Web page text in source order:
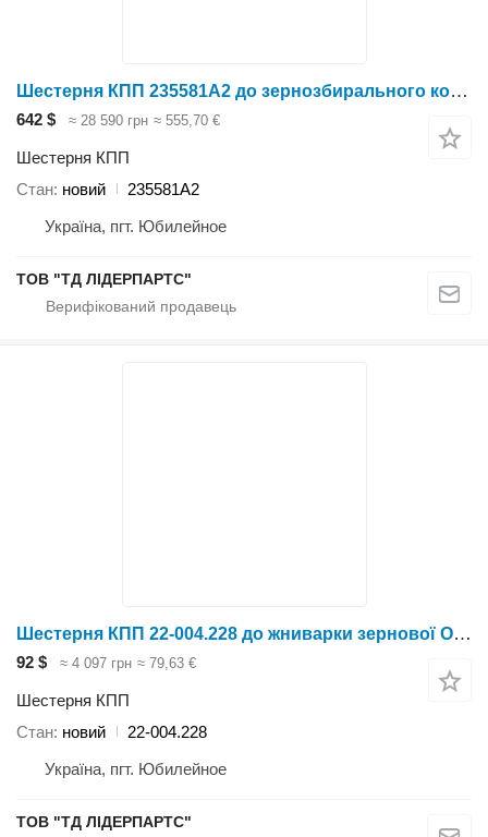
Шестерня КПП 235581A2 до зернозбирального комбайна Case IH
642 $ ≈ 28 590 грн ≈ 555,70 €
Шестерня КПП
Стан новий
235581A2
Україна, пгт. Юбилейное
ТОВ "ТД ЛІДЕРПАРТС"
Шестерня КПП 22-004.228 до жниварки зернової OptiSun
92 $ ≈ 4 097 грн ≈ 79,63 €
Шестерня КПП
Стан новий
22-004.228
Україна, пгт. Юбилейное
ТОВ "ТД ЛІДЕРПАРТС"